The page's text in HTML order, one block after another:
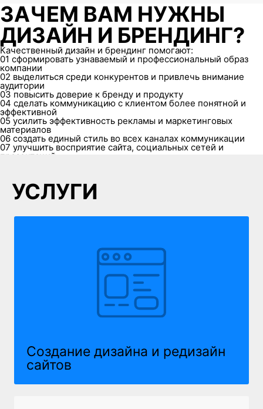
ЗАЧЕМ ВАМ НУЖНЫ
ДИЗАЙН И БРЕНДИНГ?
Качественный дизайн и брендинг помогают:
01 сформировать узнаваемый и профессиональный образ
компании
02 выделиться среди конкурентов и привлечь внимание
аудитории
03 повысить доверие к бренду и продукту
04 сделать коммуникацию с клиентом более понятной и
эффективной
05 усилить эффективность рекламы и маркетинговых
материалов
06 создать единый стиль во всех каналах коммуникации
07 улучшить восприятие сайта, социальных сетей и
презентаций
УСЛУГИ
Создание дизайна и редизайн
сайтов